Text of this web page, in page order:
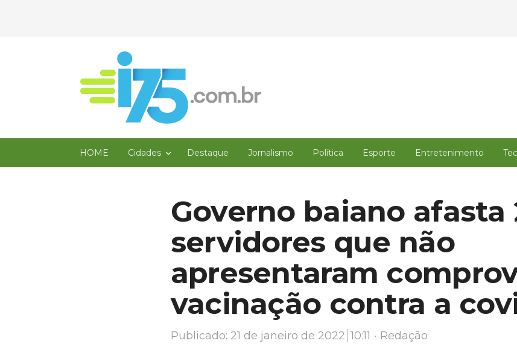
HOME Cidades Destaque Jornalismo Política Esporte Entretenimento
Governo baiano afasta
servidores que não
apresentaram
vacinação contra a
Publicado: 21 de janeiro de 2022 10:11 Author
Redação